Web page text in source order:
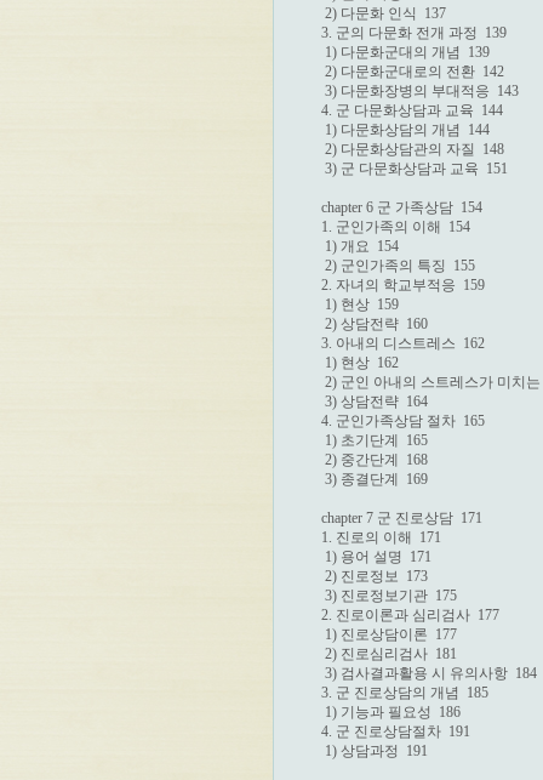
2) 다문화 인식  137
3. 군의 다문화 전개 과정  139
1) 다문화군대의 개념  139
2) 다문화군대로의 전환  142
3) 다문화장병의 부대적응  143
4. 군 다문화상담과 교육  144
1) 다문화상담의 개념  144
2) 다문화상담관의 자질  148
3) 군 다문화상담과 교육  151
chapter 6 군 가족상담  154
1. 군인가족의 이해  154
1) 개요  154
2) 군인가족의 특징  155
2. 자녀의 학교부적응  159
1) 현상  159
2) 상담전략  160
3. 아내의 디스트레스  162
1) 현상  162
2) 군인 아내의 스트레스가 미치는
3) 상담전략  164
4. 군인가족상담 절차  165
1) 초기단계  165
2) 중간단계  168
3) 종결단계  169
chapter 7 군 진로상담  171
1. 진로의 이해  171
1) 용어 설명  171
2) 진로정보  173
3) 진로정보기관  175
2. 진로이론과 심리검사  177
1) 진로상담이론  177
2) 진로심리검사  181
3) 검사결과활용 시 유의사항  184
3. 군 진로상담의 개념  185
1) 기능과 필요성  186
4. 군 진로상담절차  191
1) 상담과정  191